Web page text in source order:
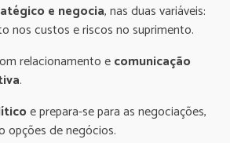
e negocia, nas duas variáveis:
nos custos e riscos no suprimento.
relacionamento ecomunicação
.
e prepara-se para as negociações,
opções de negócios.